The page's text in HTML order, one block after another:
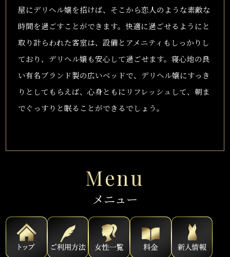
屋にデリヘル嬢を招けば、そこから恋人のような素敵な
時間を過ごすことができます。快適に過ごせるようにと
取り計らわれた客室は、設備とアメニティもしっかりし
ており、デリヘル嬢も安心して過ごせます。寝心地の良
い有名ブランド製の広いベッドで、デリヘル嬢にすっき
りとしてもらえば、心身ともにリフレッシュして、朝ま
でぐっすりと眠ることができるでしょう。
Menu
メニュー